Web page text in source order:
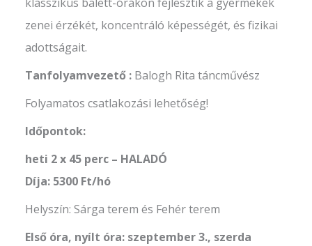
zenei érzékét, koncentráló képességét, és fizikai
adottságait.
Tanfolyamvezető : Balogh Rita táncművész
Folyamatos csatlakozási lehetőség!
Időpontok:
heti 2 x 45 perc – HALADÓ
Díja: 5300 Ft/hó
Helyszín: Sárga terem és Fehér terem
Első óra, nyílt óra: szeptember 3., szerda